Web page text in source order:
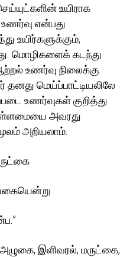
உயிராக
என்பது
உயிர்களுக்கும்,
மொழிகளைக் கடந்து
உணர்வு நிலைக்கு
மெய்ப்பாட்டியலிலே
உணர்வுகள் குறித்து
அவரது
அறியலாம்.
அழுகை, இளிவரல், மருட்கை,